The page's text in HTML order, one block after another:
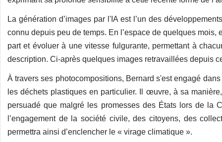
La génération d’images par l'IA est l’un des
connu depuis peu de temps. En l’espace de quelques
part et évoluer à une vitesse fulgurante, permettant à
description. Ci-après quelques images retravaillées depuis
À travers ses photocompositions, Bernard s'est engagé
les déchets plastiques en particulier. Il œuvre, à sa
persuadé que malgré les promesses des États lors de la
l’engagement de la société civile, des citoyens, des
permettra ainsi d’enclencher le « virage climatique ».